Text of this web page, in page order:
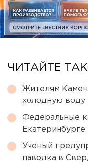
ЧИТАЙТЕ
Жителям
холодную воду
Федеральные
Ученый
паводка в